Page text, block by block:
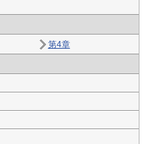
第4章